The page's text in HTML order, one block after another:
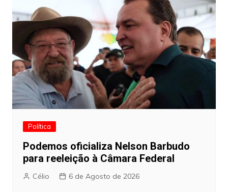
Política
Podemos oficializa Nelson Barbudo
para reeleição à Câmara Federal
Célio 6 de Agosto de 2026